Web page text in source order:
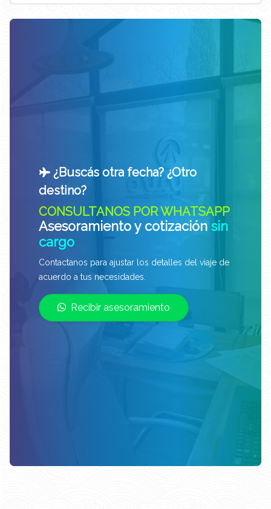
¿Buscás otra fecha? ¿Otro
destino?
CONSULTANOS POR WHATSAPP
Asesoramiento y cotización sin
cargo
Contactanos para ajustar los detalles del viaje de
acuerdo a tus necesidades.
Recibir asesoramiento